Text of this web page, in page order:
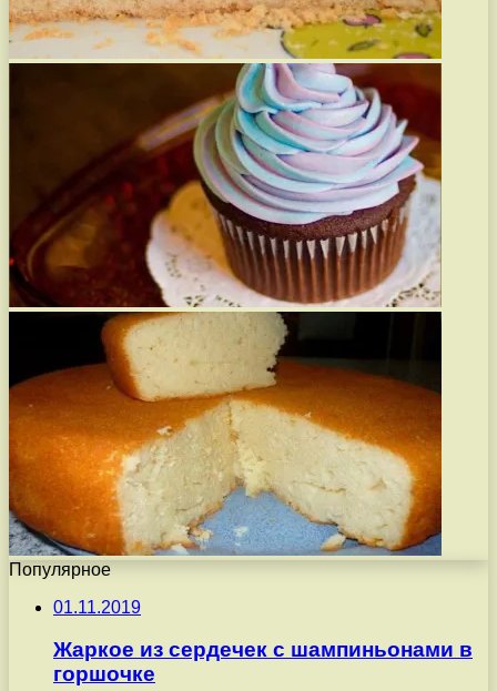
Популярное
01.11.2019
Жаркое из сердечек с шампиньонами в
горшочке